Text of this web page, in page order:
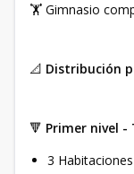
🏋️ Gimnasio
📐 Distribución
🔻 Primer nivel -
3